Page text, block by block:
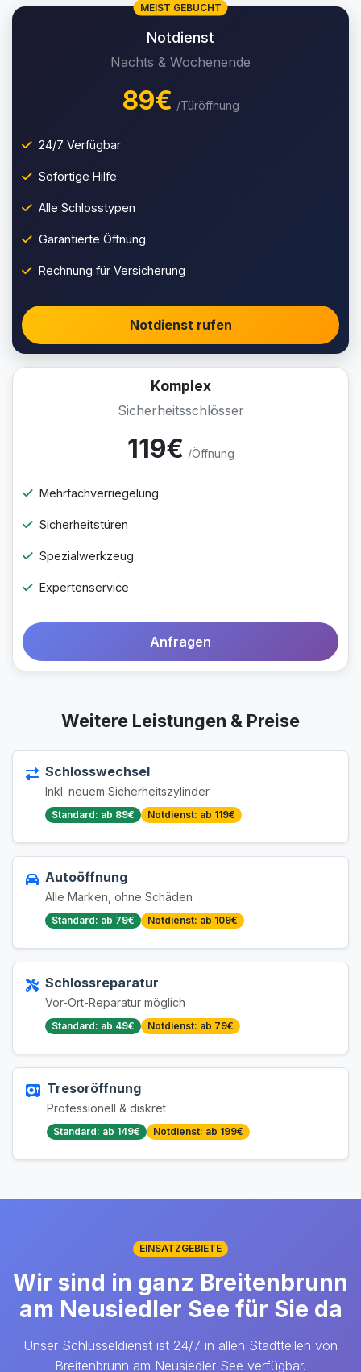
MEIST GEBUCHT
Notdienst
Nachts & Wochenende
89€ /Türöffnung
24/7 Verfügbar
Sofortige Hilfe
Alle Schlosstypen
Garantierte Öffnung
Rechnung für Versicherung
Notdienst rufen
Komplex
Sicherheitsschlösser
119€ /Öffnung
Mehrfachverriegelung
Sicherheitstüren
Spezialwerkzeug
Expertenservice
Anfragen
Weitere Leistungen & Preise
Schlosswechsel
Inkl. neuem Sicherheitszylinder
Standard: ab 89€ Notdienst: ab 119€
Autoöffnung
Alle Marken, ohne Schäden
Standard: ab 79€ Notdienst: ab 109€
Schlossreparatur
Vor-Ort-Reparatur möglich
Standard: ab 49€ Notdienst: ab 79€
Tresoröffnung
Professionell & diskret
Standard: ab 149€ Notdienst: ab 199€
EINSATZGEBIETE
Wir sind in ganz Breitenbrunn
am Neusiedler See für Sie da
Unser Schlüsseldienst ist 24/7 in allen Stadtteilen von
Breitenbrunn am Neusiedler See verfügbar.